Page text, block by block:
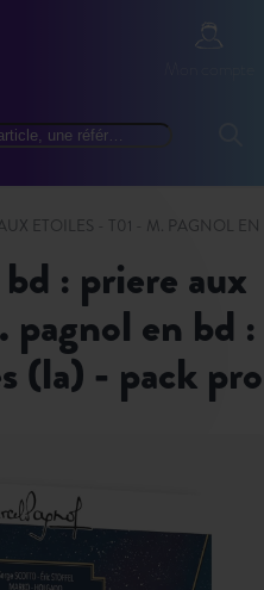
Mon
ETOILES - T01 - M. PAGNOL
en bd :
(la) - pack pro